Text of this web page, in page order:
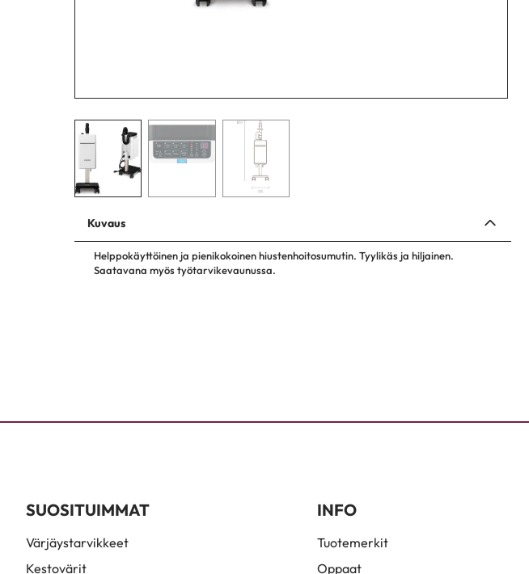
Kuvaus
Helppokäyttöinen ja pienikokoinen hiustenhoitosumutin. Tyylikäs ja hiljainen.
Saatavana myös työtarvikevaunussa.
SUOSITUIMMAT
Värjäystarvikkeet
Kestovärit
INFO
Tuotemerkit
Oppaat